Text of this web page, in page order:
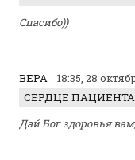
Спасибо))
ВЕРА
18:35, 28
Дай Бог здоровья